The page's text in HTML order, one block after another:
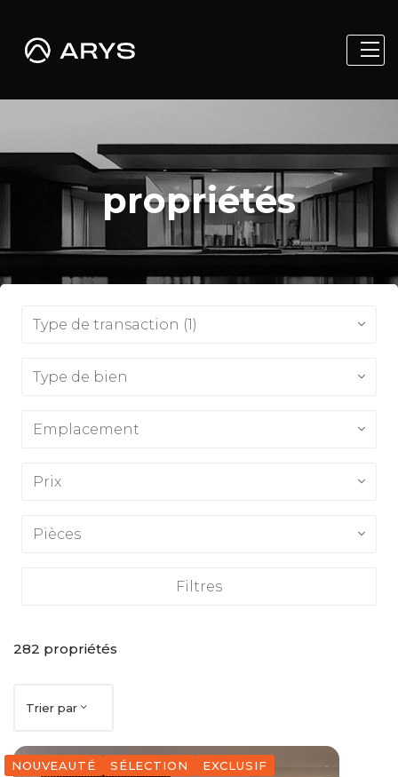
propriétés
Type de transaction (1)
Type de bien
Emplacement
Prix
Pièces
Filtres
282 propriétés
Trier par
NOUVEAUTÉ SÉLECTION EXCLUSIF